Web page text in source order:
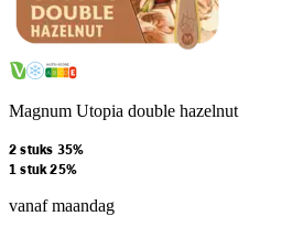
Magnum Utopia double hazelnut
2 stuks 35%
1 stuk 25%
vanaf maandag